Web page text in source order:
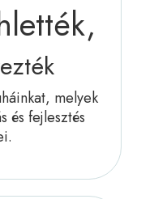
melyek
és fejlesztés